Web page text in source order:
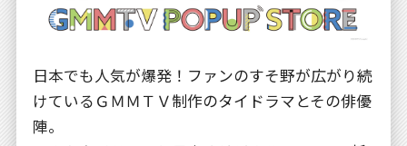
日本でも人気が爆発！ファンのすそ野が広がり続
けているＧＭＭＴＶ制作のタイドラマとその俳優
陣。